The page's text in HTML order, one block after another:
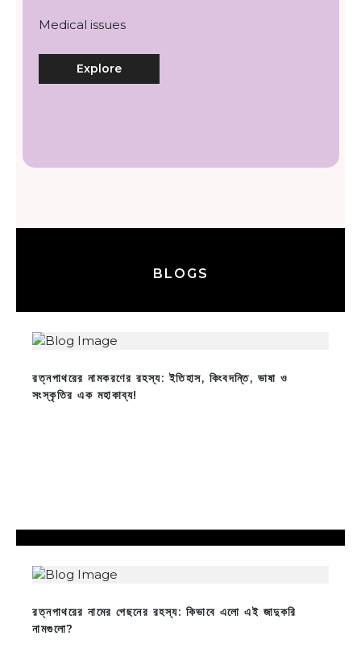
Medical issues
Explore
BLOGS
রত্নপাথরের নামকরণের রহস্য: ইতিহাস, কিংবদন্তি, ভাষা ও
সংস্কৃতির এক মহাকাব্য!
রত্নপাথরের নামের পেছনের রহস্য: কিভাবে এলো এই জাদুকরি
নামগুলো?